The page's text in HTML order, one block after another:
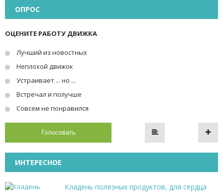
ОПРОС
ОЦЕНИТЕ РАБОТУ ДВИЖКА
Лучший из новостных
Неплохой движок
Устраивает ... но ...
Встречал и получше
Совсем не понравился
Голосовать
ИНТЕРЕСНОЕ
Кладень полезных продуктов, для сердца